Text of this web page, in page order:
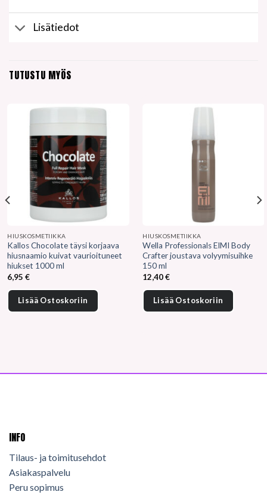
Lisätiedot
TUTUSTU MYÖS
HIUSKOSMETIIKKA
Kallos Chocolate täysi korjaava
hiusnaamio kuivat vaurioituneet
hiukset 1000 ml
6,95€
Lisää Ostoskoriin
HIUSKOSMETIIKKA
Wella Professionals EIMI Body
Crafter joustava volyymisuihke
150 ml
12,40€
Lisää Ostoskoriin
INFO
Tilaus- ja toimitusehdot
Asiakaspalvelu
Peru sopimus